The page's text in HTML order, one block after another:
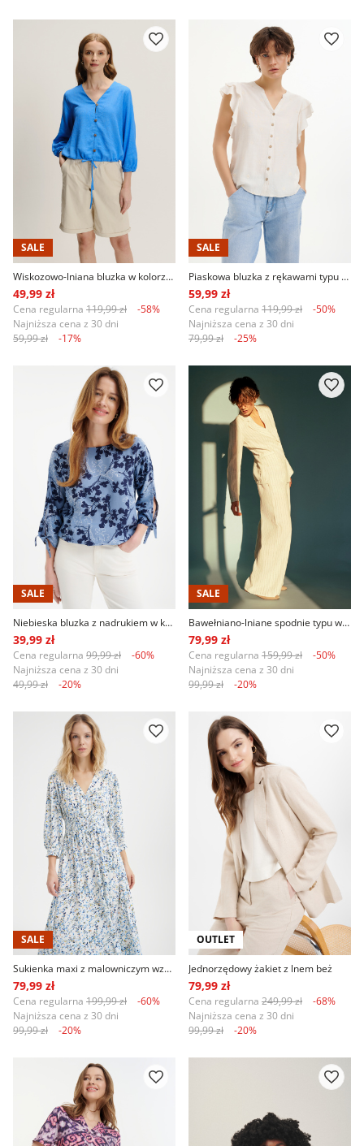
SALE
Wiskozowo-lniana bluzka w kolorze niebieskim
49,99 zł
Cena regularna 119,99 zł
-58%
Najniższa cena z 30 dni
59,99 zł
-17%
SALE
Piaskowa bluzka z rękawami typu motylki
59,99 zł
Cena regularna 119,99 zł
-50%
Najniższa cena z 30 dni
79,99 zł
-25%
SALE
Niebieska bluzka z nadrukiem w kwiaty
39,99 zł
Cena regularna 99,99 zł
-60%
Najniższa cena z 30 dni
49,99 zł
-20%
SALE
Bawełniano-lniane spodnie typu wide leg
79,99 zł
Cena regularna 159,99 zł
-50%
Najniższa cena z 30 dni
99,99 zł
-20%
SALE
Sukienka maxi z malowniczym wzorem
79,99 zł
Cena regularna 199,99 zł
-60%
Najniższa cena z 30 dni
99,99 zł
-20%
OUTLET
Jednorzędowy żakiet z lnem beż
79,99 zł
Cena regularna 249,99 zł
-68%
Najniższa cena z 30 dni
99,99 zł
-20%